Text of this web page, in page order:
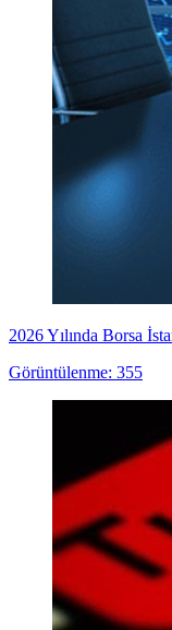
2026 Yılında Borsa
Görüntülenme: 355